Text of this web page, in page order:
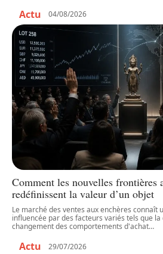
Actu 04/08/2026
Comment les nouvelles frontières
redéfinissent la valeur d’un objet
Le marché des ventes aux enchères connaît
influencée par des facteurs variés tels que
changement des comportements d'achat…
Actu 29/07/2026